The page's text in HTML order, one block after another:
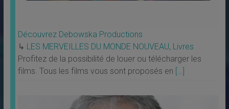
Découvrez Debowska Productions
↳ LES MERVEILLES DU MONDE NOUVEAU, Livres
Profitez de la possibilité de louer ou télécharger les
films. Tous les films vous sont proposés en […]